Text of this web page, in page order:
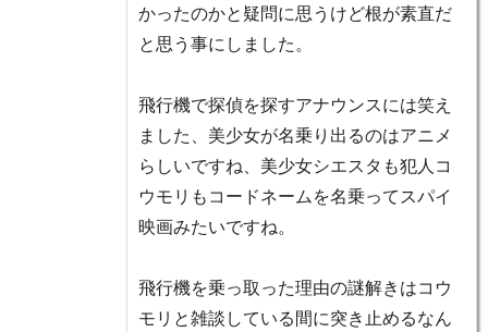
かったのかと疑問に思うけど根が素直だ
と思う事にしました。
飛行機で探偵を探すアナウンスには笑え
ました、美少女が名乗り出るのはアニメ
らしいですね、美少女シエスタも犯人コ
ウモリもコードネームを名乗ってスパイ
映画みたいですね。
飛行機を乗っ取った理由の謎解きはコウ
モリと雑談している間に突き止めるなん